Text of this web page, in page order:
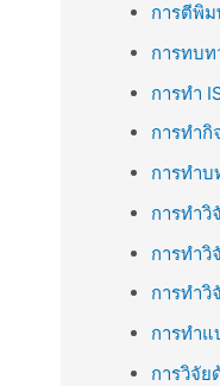
การตีพิ
การทบ
การทำ
การทำกิ
การทำบ
การทำวิ
การทำวิ
การทำวิ
การทำ
การวิจั